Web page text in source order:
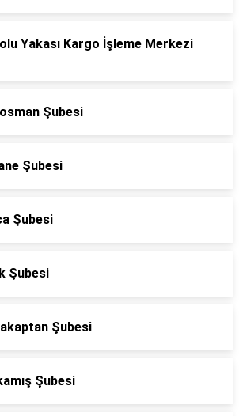
Yakası Kargo İşleme Merkezi
Şubesi
Şubesi
Şubesi
Şubesi
Şubesi
Şubesi